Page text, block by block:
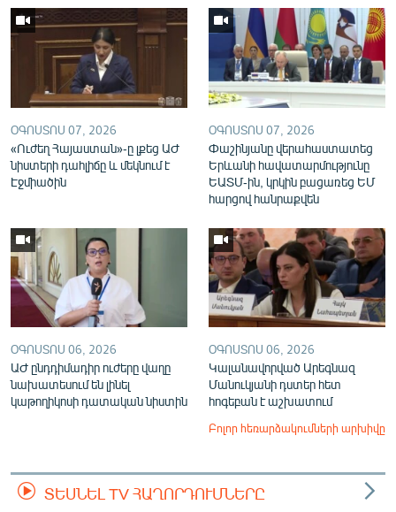
ՕԳՈՍՏՈՍ 07, 2026
«Ուժեղ Հայաստան»-ը լքեց ԱԺ
նիստերի դահլիճը և մեկնում է
Էջմիածին
ՕԳՈՍՏՈՍ 07, 2026
Փաշինյանը վերահաստատեց
Երևանի հավատարմությունը
ԵԱՏՄ-ին, կրկին բացառեց ԵՄ
հարցով հանրաքվեն
ՕԳՈՍՏՈՍ 06, 2026
ԱԺ ընդդիմադիր ուժերը վաղը
նախատեսում են լինել
կաթողիկոսի դատական նիստին
ՕԳՈՍՏՈՍ 06, 2026
Կալանավորված Արեգնազ
Մանուկյանի դստեր հետ
հոգեբան է աշխատում
Բոլոր հեռարձակումների արխիվը
ՏԵՍՆԵԼ TV ՀԱՂՈՐԴՈՒՄՆԵՐԸ